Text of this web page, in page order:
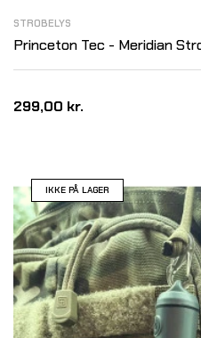
STROBELYS
Princeton Tec - Meridian
299,00 kr.
IKKE PÅ LAGER